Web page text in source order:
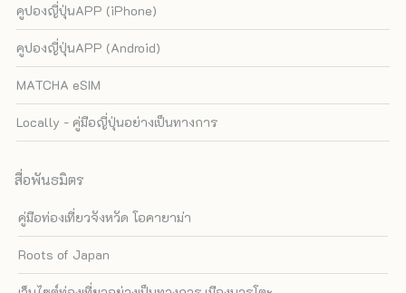
คูปองญี่ปุ่นAPP (iPhone)
คูปองญี่ปุ่นAPP (Android)
MATCHA eSIM
Locally - คู่มือญี่ปุ่นอย่างเป็นทางการ
สื่อพันธมิตร
คู่มือท่องเที่ยวจังหวัด โอคายาม่า
Roots of Japan